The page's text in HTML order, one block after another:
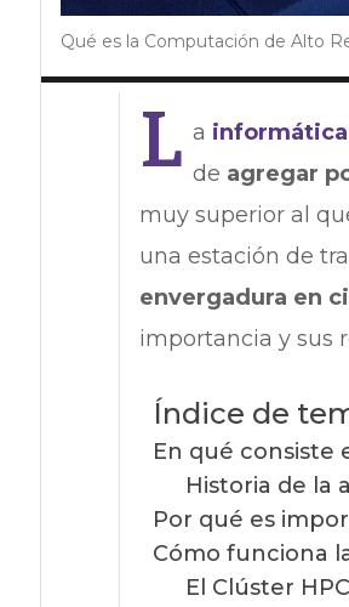
Qué es la Computación de Alto
L a
de agregar
muy superior al
una estación de
envergadura en
importancia y sus
Índice de
En qué consiste
Historia de la
Por qué es
Cómo funciona
El Clúster HPC